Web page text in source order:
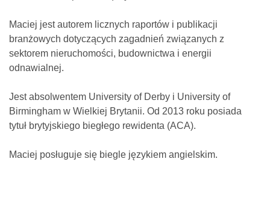
Maciej jest autorem licznych raportów i publikacji
branżowych dotyczących zagadnień związanych z
sektorem nieruchomości, budownictwa i energii
odnawialnej.
Jest absolwentem University of Derby i University of
Birmingham w Wielkiej Brytanii. Od 2013 roku posiada
tytuł brytyjskiego biegłego rewidenta (ACA).
Maciej posługuje się biegle językiem angielskim.